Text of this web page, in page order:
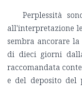
Perplessità
all'interpretazione
sembra ancorare
di dieci giorni
raccomandata
e del deposito del